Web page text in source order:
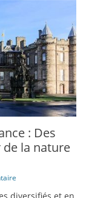
: Des
la nature
diversifiés et en